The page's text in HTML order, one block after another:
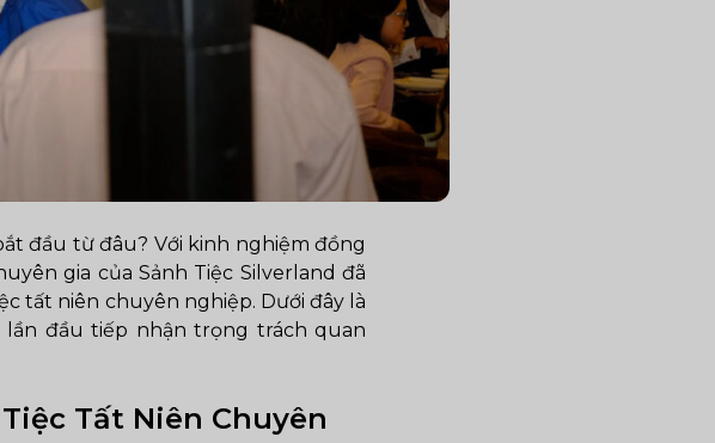
đầu từ đâu? Với kinh nghiệm đồng
gia của Sảnh Tiệc Silverland đã
tất niên chuyên nghiệp. Dưới đây là
đầu tiếp nhận trọng trách quan
Tất Niên Chuyên